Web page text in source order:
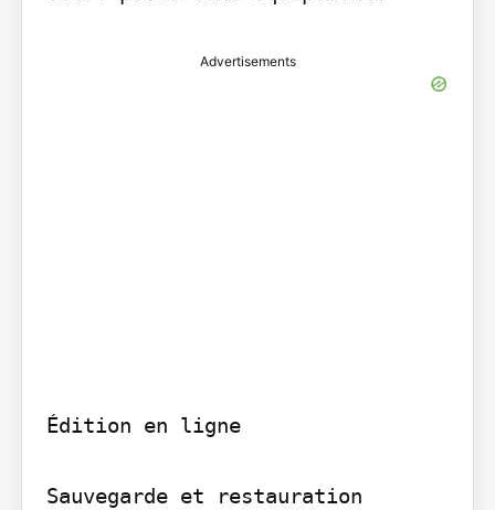
Advertisements
Édition en ligne
Sauvegarde et restauration